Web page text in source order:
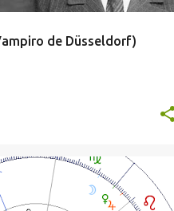
de Düsseldorf)
ALFONSO X EL SABIO +